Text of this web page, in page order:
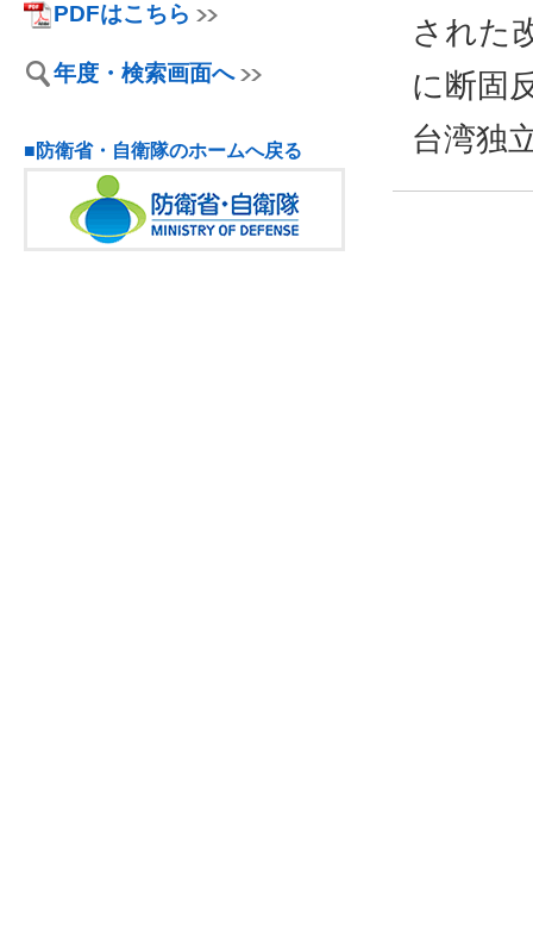
PDFはこちら
年度・検索画面へ
■防衛省・自衛隊のホームへ戻る
された
に断固
台湾独